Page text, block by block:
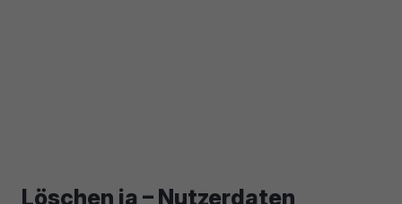
Löschen ja – Nutzerdaten